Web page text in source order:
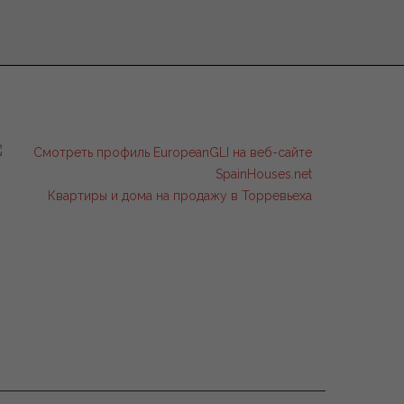
Квартиры и дома на продажу в Торревьеха